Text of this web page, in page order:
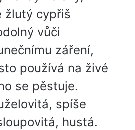
žlutý cypřiš
vůči
záření,
používá na živé
se pěstuje.
spíše
hustá.